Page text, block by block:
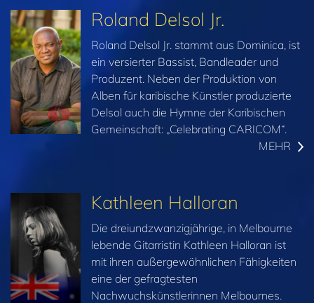
Roland Delsol Jr.
Roland Delsol Jr. stammt aus Dominica, ist
ein versierter Bassist, Bandleader und
Produzent. Neben der Produktion von
Alben für karibische Künstler produzierte
Delsol auch die Hymne der Karibischen
Gemeinschaft: „Celebrating CARICOM“.
MEHR
Kathleen Halloran
Die dreiundzwanzigjährige, in Melbourne
lebende Gitarristin Kathleen Halloran ist
mit ihren außergewöhnlichen Fähigkeiten
eine der gefragtesten
Nachwuchskünstlerinnen Melbournes.